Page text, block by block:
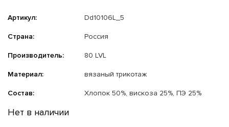
Артикул: Dd10106L_5
Страна: Россия
Производитель: 80 LVL
Материал: вязаный трикотаж
Состав: Хлопок 50%, вискоза 25%, ПЭ 25%
Нет в наличии